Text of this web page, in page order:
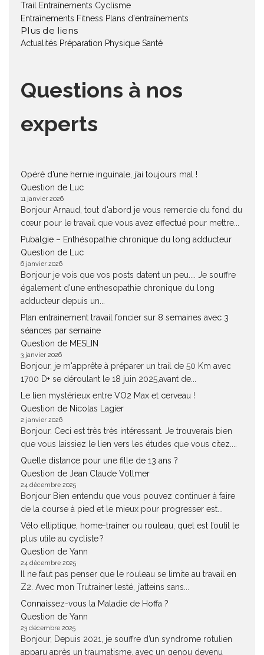
Trail
Entraînements Cyclisme
Entraînements Fitness Plans d'entraînements
Plus de liens
Actualités Préparation Physique Santé
Questions à nos
experts
Opéré d’une hernie inguinale, j’ai toujours mal !
Question de Luc
11 janvier 2026
Bonjour Arnaud, tout d'abord je vous remercie du fond du
cœur pour le travail que vous avez effectué pour mettre...
Pubalgie – Enthésopathie chronique du long adducteur
Question de Luc
6 janvier 2026
Bonjour je vois que vos posts datent un peu.... Je souffre
également d'une enthesopathie chronique du long
adducteur depuis un...
Plan entrainement travail foncier sur 8 semaines avec 3
séances par semaine
Question de MESLIN
3 janvier 2026
Bonjour, je m'apprête à préparer un trail de 50 Km avec
1700 D+ se déroulant le 18 juin 2025,avant de...
Le lien mystérieux entre VO2 Max et cerveau !
Question de Nicolas Lagier
2 janvier 2026
Bonjour. Ceci est très très intéressant. Je trouverais bien
que vous laissiez le lien vers les études que vous citez....
Quelle distance pour une fille de 13 ans ?
Question de Jean Claude Vollmer
24 décembre 2025
Bonjour Bien entendu que vous pouvez continuer à faire
de la course à pied et le mieux pour progresser est...
Vélo elliptique, home-trainer ou rouleau, quel est l’outil le
plus utile au cycliste ?
Question de Yann
24 décembre 2025
Il ne faut pas penser que le rouleau se limite au travail en
Z2. Avec mon Trutrainer lesté, j’atteins sans...
Connaissez-vous la Maladie de Hoffa ?
Question de Yann
23 décembre 2025
Bonjour, Depuis 2021, je souffre d’un syndrome rotulien
apparu après un traumatisme, avec un genou devenu